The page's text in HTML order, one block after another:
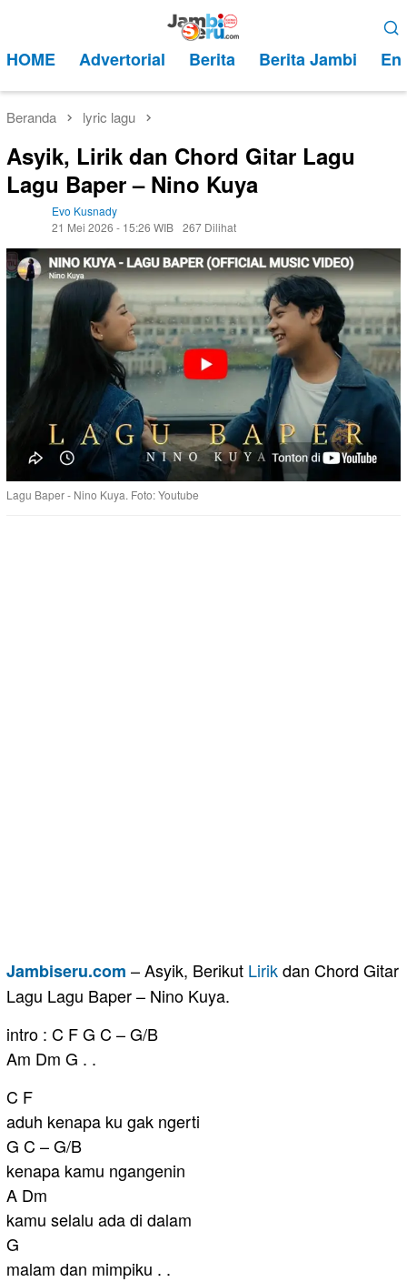
kontenMobile
HOME Advertorial Berita Berita Jambi
Beranda lyric lagu
Asyik, Lirik dan Chord Gitar Lagu
Lagu Baper – Nino Kuya
Evo Kusnady
21 Mei 2026 - 15:26 WIB 267 Dilihat
Lagu Baper - Nino Kuya. Foto: Youtube
Jambiseru.com – Asyik, Berikut Lirikdan Chord Gitar
Lagu Lagu Baper – Nino Kuya.
intro : C F G C – G/B
Am Dm G . .
C F
aduh kenapa ku gak ngerti
G C – G/B
kenapa kamu ngangenin
A Dm
kamu selalu ada di dalam
G
malam dan mimpiku . .